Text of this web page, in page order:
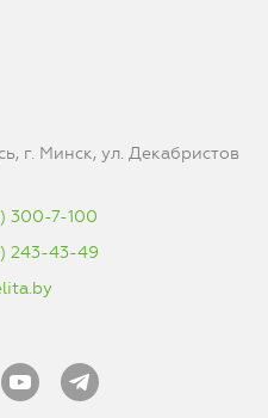
г. Минск, ул. Декабристов
300-7-100
243-43-49